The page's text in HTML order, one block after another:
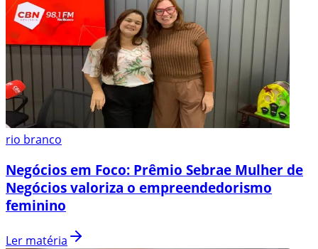
rio branco
Negócios em Foco: Prêmio Sebrae Mulher de
Negócios valoriza o empreendedorismo
feminino
Ler matéria